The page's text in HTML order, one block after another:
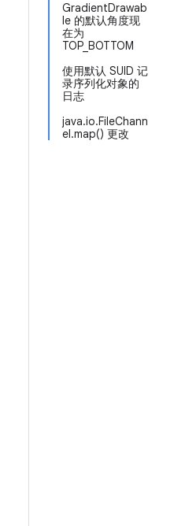
GradientDrawab
le 的默认角度现
在为
TOP_BOTTOM
使用默认 SUID 记
录序列化对象的
日志
java.io.FileChann
el.map() 更改